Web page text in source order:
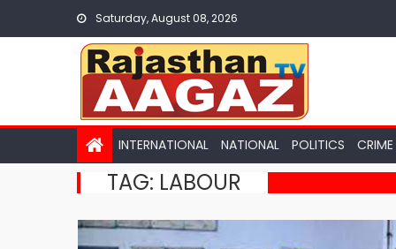
Saturday, August 08, 2026
INTERNATIONAL NATIONAL POLITICS CRIME
TAG: LABOUR